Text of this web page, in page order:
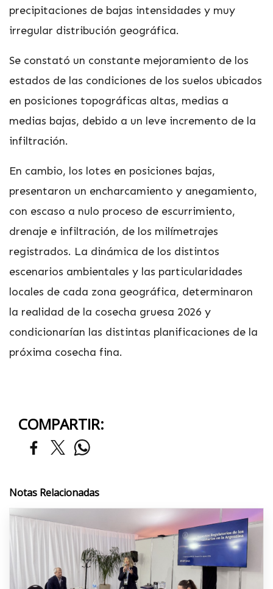
precipitaciones de bajas intensidades y muy
irregular distribución geográfica.
Se constató un constante mejoramiento de los
estados de las condiciones de los suelos ubicados
en posiciones topográficas altas, medias a
medias bajas, debido a un leve incremento de la
infiltración.
En cambio, los lotes en posiciones bajas,
presentaron un encharcamiento y anegamiento,
con escaso a nulo proceso de escurrimiento,
drenaje e infiltración, de los milímetrajes
registrados. La dinámica de los distintos
escenarios ambientales y las particularidades
locales de cada zona geográfica, determinaron
la realidad de la cosecha gruesa 2026 y
condicionarían las distintas planificaciones de la
próxima cosecha fina.
COMPARTIR:
Notas Relacionadas